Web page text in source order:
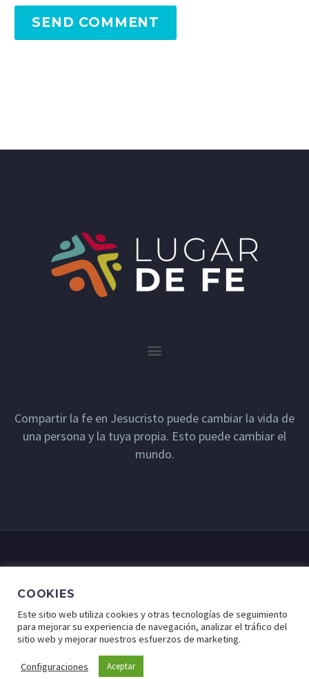
SEND COMMENT
Compartir la fe en Jesucristo puede cambiar la vida de
una persona y la tuya propia. Esto puede cambiar el
mundo.
© Lugar de Fe - Derechos Reservados a Cristo Para Todas
las Naciones.
COOKIES
Este sitio web utiliza cookies y otras tecnologías de seguimiento
para mejorar su experiencia de navegación, analizar el tráfico del
sitio web y mejorar nuestros esfuerzos de marketing.
Configuraciones Aceptar